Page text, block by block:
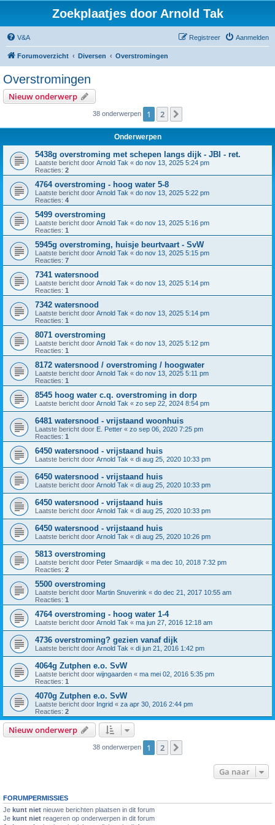
Zoekplaatjes door Arnold Tak
V&A Aanmelden
Registreer
Forumoverzicht Diversen Overstromingen
Overstromingen
Nieuw onderwerp
38 onderwerpen 1 2
Onderwerpen
5438g overstroming met schepen langs dijk - JBI - ret.
Laatste bericht door Arnold Tak « do nov 13, 2025 5:24 pm
Reacties: 2
4764 overstroming - hoog water 5-8
Laatste bericht door Arnold Tak « do nov 13, 2025 5:22 pm
Reacties: 4
5499 overstroming
Laatste bericht door Arnold Tak « do nov 13, 2025 5:16 pm
Reacties: 1
5945g overstroming, huisje beurtvaart - SvW
Laatste bericht door Arnold Tak « do nov 13, 2025 5:15 pm
Reacties: 7
7341 watersnood
Laatste bericht door Arnold Tak « do nov 13, 2025 5:14 pm
Reacties: 1
7342 watersnood
Laatste bericht door Arnold Tak « do nov 13, 2025 5:14 pm
Reacties: 1
8071 overstroming
Laatste bericht door Arnold Tak « do nov 13, 2025 5:12 pm
Reacties: 1
8172 watersnood / overstroming / hoogwater
Laatste bericht door Arnold Tak « do nov 13, 2025 5:11 pm
Reacties: 1
8545 hoog water c.q. overstroming in dorp
Laatste bericht door Arnold Tak « zo sep 22, 2024 8:54 pm
6481 watersnood - vrijstaand woonhuis
Laatste bericht door E. Petter « zo sep 06, 2020 7:25 pm
Reacties: 1
6450 watersnood - vrijstaand huis
Laatste bericht door Arnold Tak « di aug 25, 2020 10:33 pm
6450 watersnood - vrijstaand huis
Laatste bericht door Arnold Tak « di aug 25, 2020 10:33 pm
6450 watersnood - vrijstaand huis
Laatste bericht door Arnold Tak « di aug 25, 2020 10:33 pm
6450 watersnood - vrijstaand huis
Laatste bericht door Arnold Tak « di aug 25, 2020 10:26 pm
5813 overstroming
Laatste bericht door Peter Smaardijk « ma dec 10, 2018 7:32 pm
Reacties: 2
5500 overstroming
Laatste bericht door Martin Snuverink « do dec 21, 2017 10:55 am
Reacties: 1
4764 overstroming - hoog water 1-4
Laatste bericht door Arnold Tak « ma jun 27, 2016 12:18 am
4736 overstroming? gezien vanaf dijk
Laatste bericht door Arnold Tak « di jun 21, 2016 1:42 pm
4064g Zutphen e.o. SvW
Laatste bericht door wijngaarden « ma mei 02, 2016 5:35 pm
Reacties: 1
4070g Zutphen e.o. SvW
Laatste bericht door Ingrid « za apr 30, 2016 2:44 pm
Reacties: 2
Nieuw onderwerp
38 onderwerpen 1 2
Ga naar
FORUMPERMISSIES
Je kunt niet nieuwe berichten plaatsen in dit forum
Je kunt niet reageren op onderwerpen in dit forum